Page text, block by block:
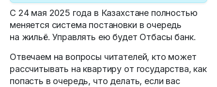
С 24 мая 2025 года в Казахстане полностью
меняется система постановки в очередь
на жильё. Управлять ею будет Отбасы банк.
Отвечаем на вопросы читателей, кто может
рассчитывать на квартиру от государства, как
попасть в очередь, что делать, если вас